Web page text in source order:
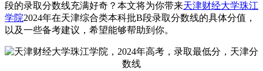
段的录取分数线充满好奇？本文将为你带来天津财经大学珠江
学院2024年在天津综合类本科批B段录取分数线的具体分值，
以及一些备考建议，希望能够帮助到你。